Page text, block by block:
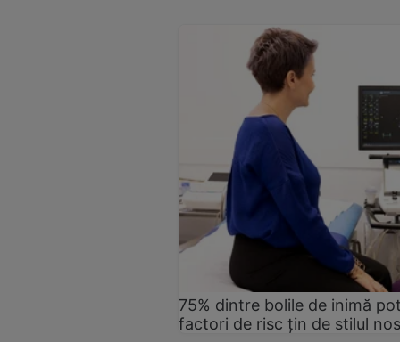
75% dintre bolile de inimă
factori de risc țin de stilul